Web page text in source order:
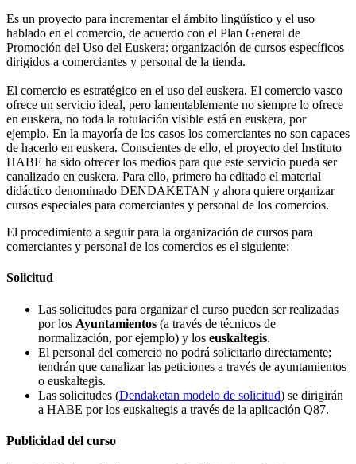
Es un proyecto para incrementar el ámbito lingüístico y el uso
hablado en el comercio, de acuerdo con el Plan General de
Promoción del Uso del Euskera: organización de cursos específicos
dirigidos a comerciantes y personal de la tienda.
El comercio es estratégico en el uso del euskera. El comercio vasco
ofrece un servicio ideal, pero lamentablemente no siempre lo ofrece
en euskera, no toda la rotulación visible está en euskera, por
ejemplo. En la mayoría de los casos los comerciantes no son capaces
de hacerlo en euskera. Conscientes de ello, el proyecto del Instituto
HABE ha sido ofrecer los medios para que este servicio pueda ser
canalizado en euskera. Para ello, primero ha editado el material
didáctico denominado DENDAKETAN y ahora quiere organizar
cursos especiales para comerciantes y personal de los comercios.
El procedimiento a seguir para la organización de cursos para
comerciantes y personal de los comercios es el siguiente:
Solicitud
Las solicitudes para organizar el curso pueden ser realizadas
por los Ayuntamientos (a través de técnicos de
normalización, por ejemplo) y los euskaltegis.
El personal del comercio no podrá solicitarlo directamente;
tendrán que canalizar las peticiones a través de ayuntamientos
o euskaltegis.
Las solicitudes (Dendaketan modelo de solicitud) se dirigirán
a HABE por los euskaltegis a través de la aplicación Q87.
Publicidad del curso